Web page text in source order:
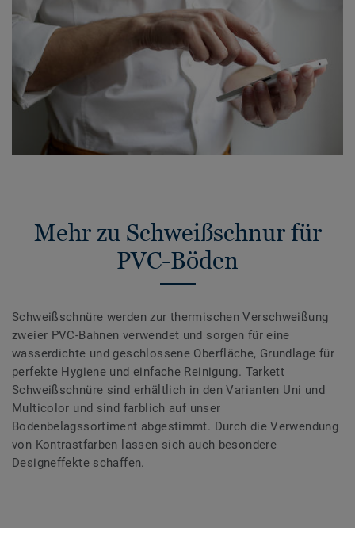
Mehr zu Schweißschnur für
PVC-Böden
Schweißschnüre werden zur thermischen Verschweißung
zweier PVC-Bahnen verwendet und sorgen für eine
wasserdichte und geschlossene Oberfläche, Grundlage für
perfekte Hygiene und einfache Reinigung. Tarkett
Schweißschnüre sind erhältlich in den Varianten Uni und
Multicolor und sind farblich auf unser
Bodenbelagssortiment abgestimmt. Durch die Verwendung
von Kontrastfarben lassen sich auch besondere
Designeffekte schaffen.